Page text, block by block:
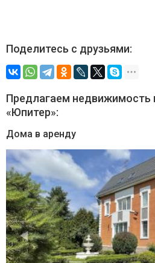
Поделитесь с друзьями:
Предлагаем
«Юпитер»:
Дома в аренду